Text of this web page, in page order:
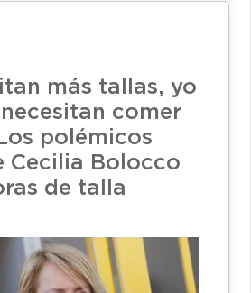
más tallas, yo
comer
polémicos
Cecilia Bolocco
de talla